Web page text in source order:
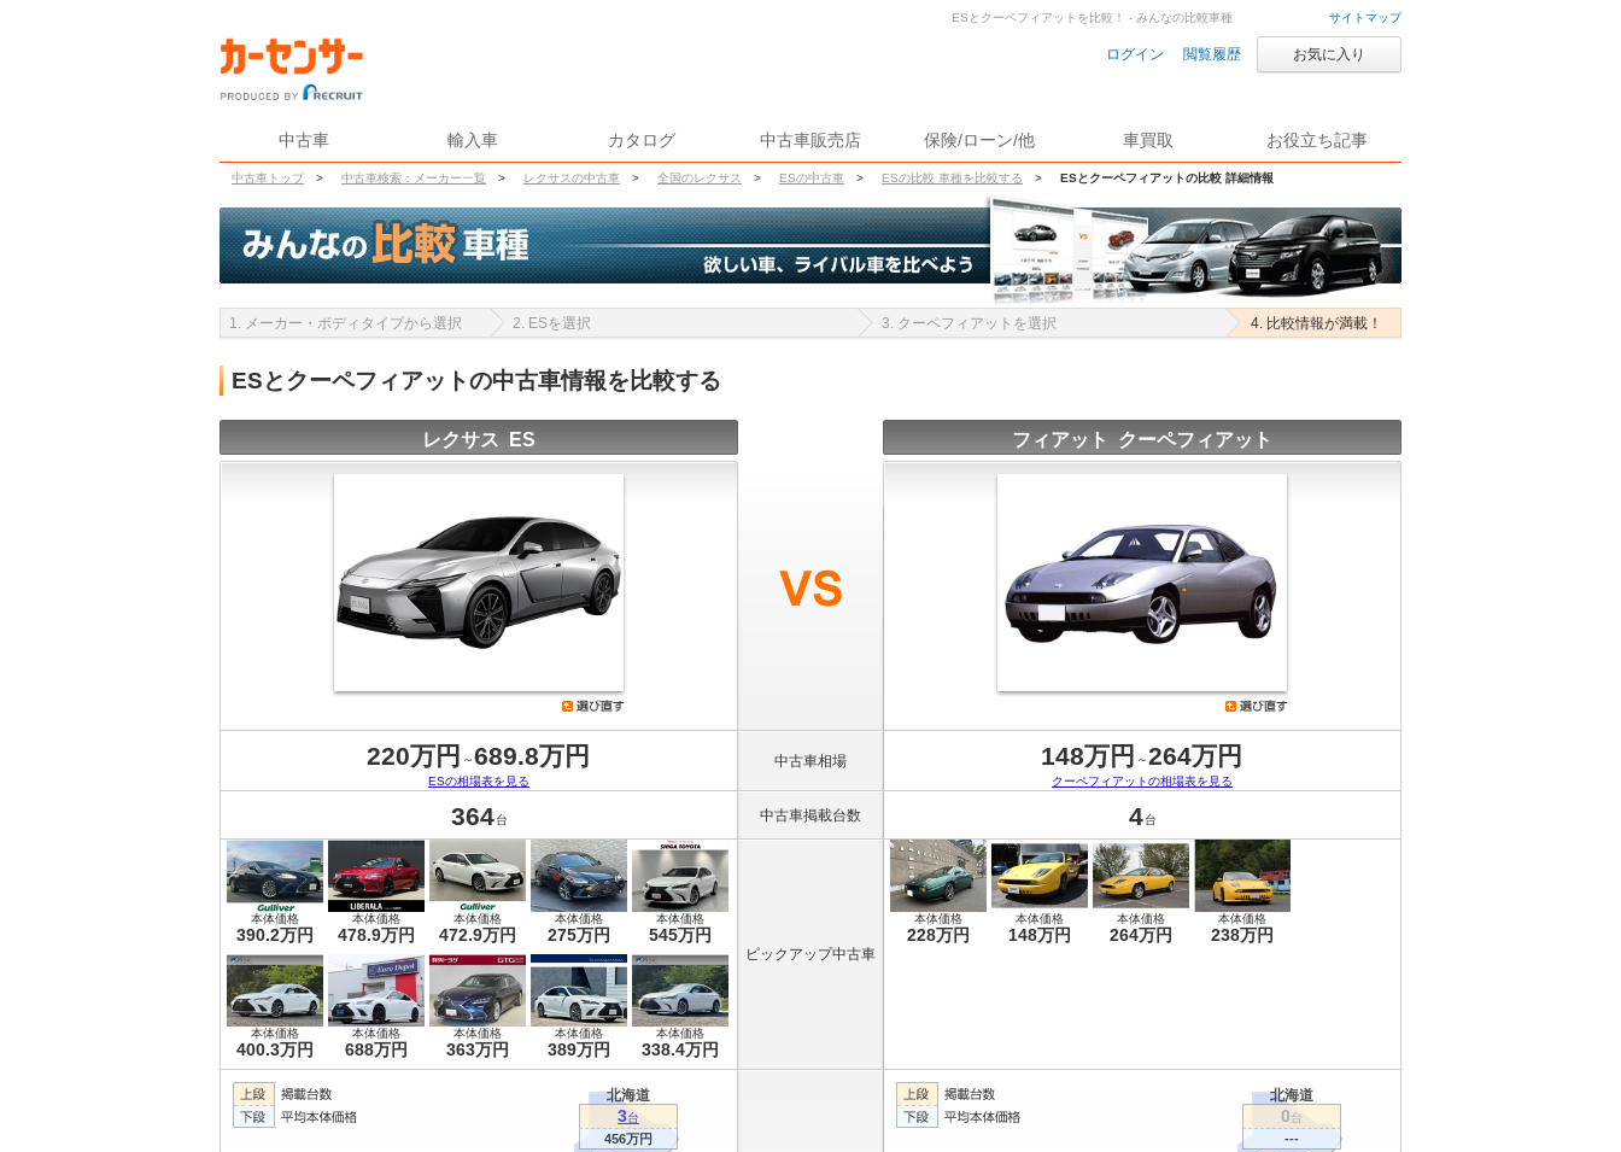
サイトマップ
ログイン 閲覧履歴 お気に入り
中古車 輸入車 カタログ 中古車販売店 保険/ローン/他 車買取 お役立ち記事
中古車トップ > 中古車検索：メーカー一覧 > レクサスの中古車 > 全国のレクサス > ESの中古車 > ESの比較 車種を比較する > ESとクーペフィアットの比較 詳細情報
ESとクーペフィアットを比較！ - みんなの比較車種
1. メーカー・ボディタイプから選択 2. ESを選択 3. クーペフィアットを選択 4. 比較情報が満載！
ESとクーペフィアットの中古車情報を比較する
レクサス ES フィアット クーペフィアット
220万円 ～689.8万円
ESの相場表を見る
中古車相場 148万円 ～264万円
クーペフィアットの相場表を見る
364 台 中古車掲載台数 4 台
本体価格
390.2万円
本体価格
478.9万円
本体価格
472.9万円
本体価格
275万円
本体価格
545万円
本体価格
400.3万円
本体価格
688万円
本体価格
363万円
本体価格
389万円
本体価格
338.4万円
ピックアップ中古車
本体価格
228万円
本体価格
148万円
本体価格
264万円
本体価格
238万円
北海道
3台
456万円
北海道
0台
---